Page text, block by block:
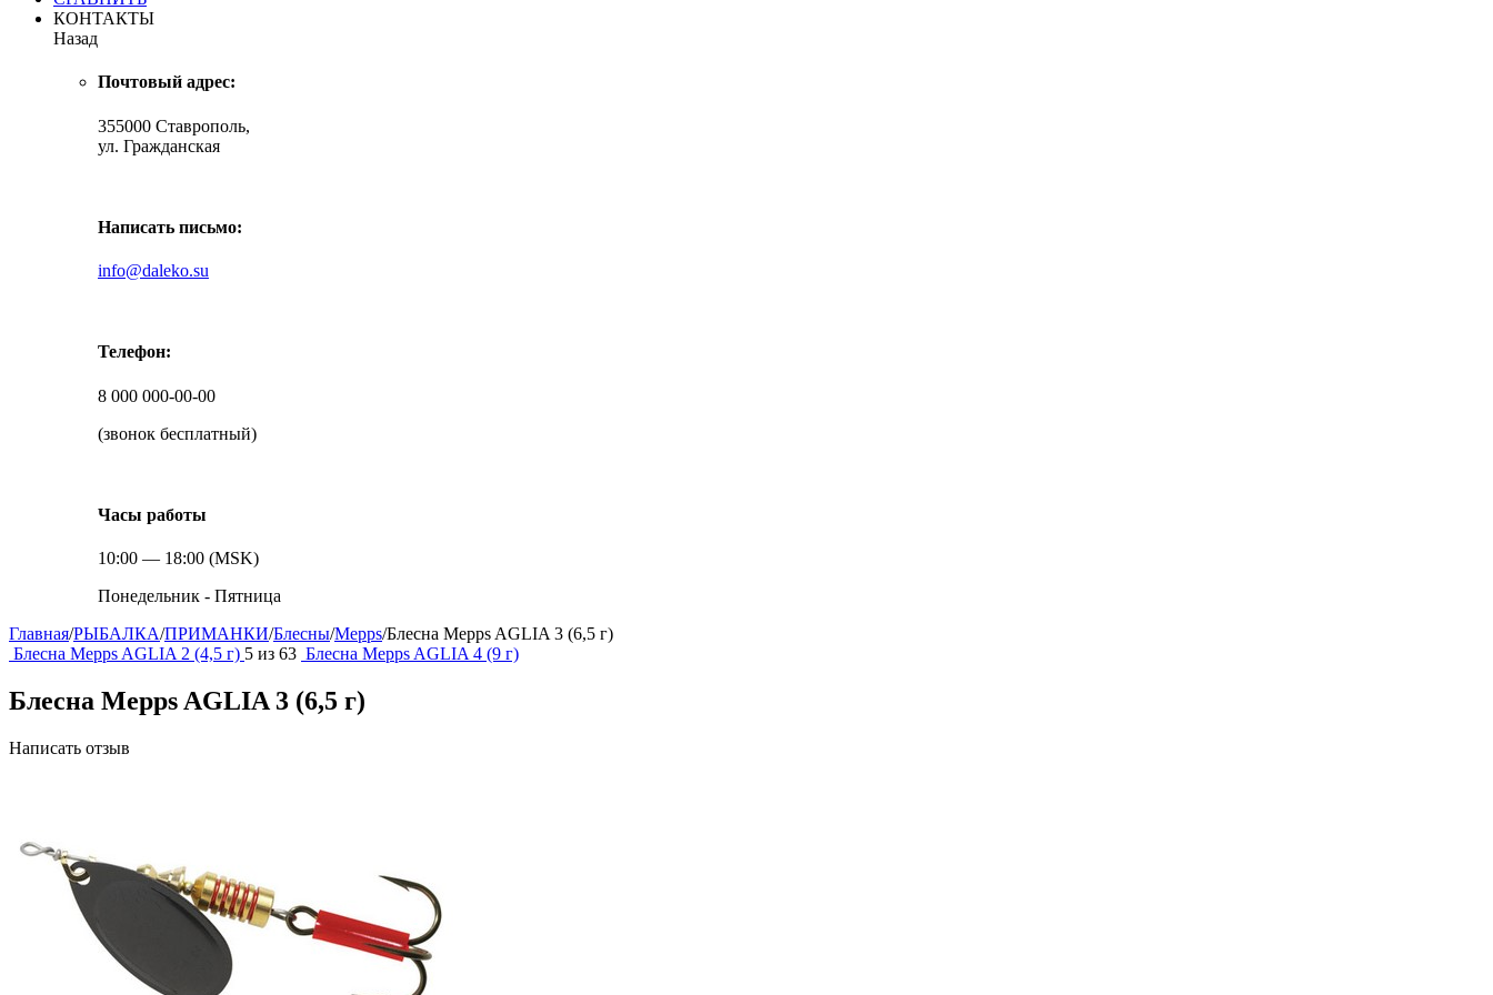
КОНТАКТЫ
Назад
Почтовый адрес:
355000 Ставрополь,
ул. Гражданская
Написать письмо:
info@daleko.su
Телефон:
8 000 000-00-00
(звонок бесплатный)
Часы работы
10:00 — 18:00 (MSK)
Понедельник - Пятница
Главная/РЫБАЛКА/ПРИМАНКИ/Блесны/Mepps/Блесна Mepps AGLIA 3 (6,5 г)
Блесна Mepps AGLIA 2 (4,5 г) 5 из 63 Блесна Mepps AGLIA 4 (9 г)
Блесна Mepps AGLIA 3 (6,5 г)
Написать отзыв